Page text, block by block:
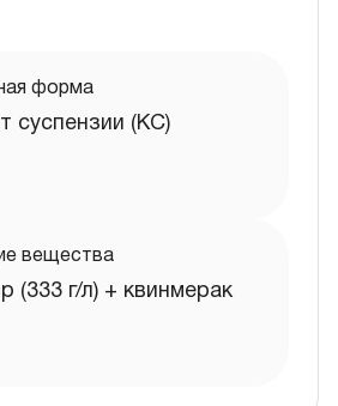
форма
суспензии (КС)
вещества
(333 г/л) + квинмерак